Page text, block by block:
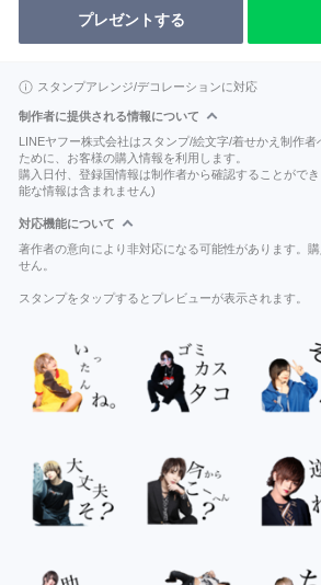
プレゼントする
スタンプアレンジ/デコレーションに対応
制作者に提供される情報について
LINEヤフー株式会社はスタンプ/絵文字/着せかえ制作
ために、お客様の購入情報を利用します。
購入日付、登録国情報は制作者から確認することがで
能な情報は含まれません)
対応機能について
著作者の意向により非対応になる可能性があります。
せん。
スタンプをタップするとプレビューが表示されます。